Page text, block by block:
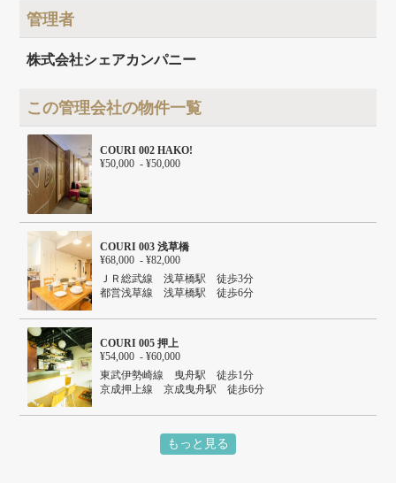
建物面積
建物構造
管理者
株式会社シェアカンパニー
この管理会社の物件一覧
COURI 002 HAKO!
¥50,000 - ¥50,000
COURI 003 浅草橋
¥68,000 - ¥82,000
ＪＲ総武線 浅草橋駅 徒歩3分
都営浅草線 浅草橋駅 徒歩6分
ＪＲ山手線 秋葉原駅 徒歩9分
ＪＲ総武線 秋葉原駅 徒歩9分
COURI 005 押上
¥54,000 - ¥60,000
東武伊勢崎線 曳舟駅 徒歩1分
京成押上線 京成曳舟駅 徒歩6分
もっと見る